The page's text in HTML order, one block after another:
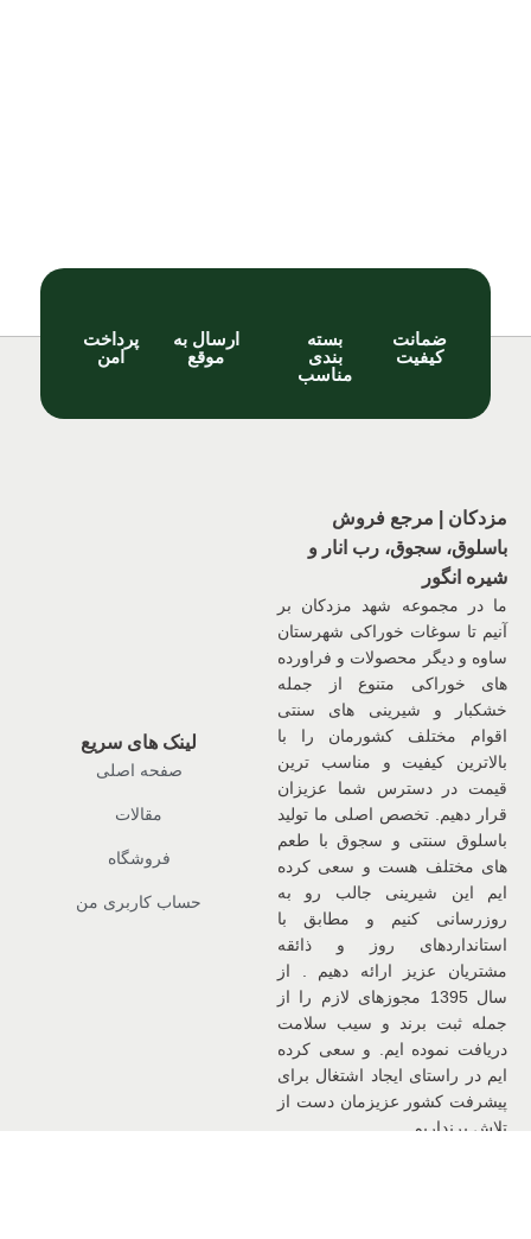
ضمانت
کیفیت
بسته
بندی
مناسب
ارسال به
موقع
پرداخت
امن
مزدکان | مرجع فروش
باسلوق، سجوق، رب انار و
شیره انگور
ما در مجموعه شهد مزدکان بر
آنیم تا سوغات خوراکی شهرستان
ساوه و دیگر محصولات و فراورده
های خوراکی متنوع از جمله
خشکبار و شیرینی های سنتی
اقوام مختلف کشورمان را با
بالاترین کیفیت و مناسب ترین
قیمت در دسترس شما عزیزان
قرار دهیم. تخصص اصلی ما تولید
باسلوق سنتی و سجوق با طعم
های مختلف هست و سعی کرده
ایم این شیرینی جالب رو به
روزرسانی کنیم و مطابق با
استانداردهای روز و ذائقه
مشتریان عزیز ارائه دهیم . از
سال 1395 مجوزهای لازم را از
جمله ثبت برند و سیب سلامت
دریافت نموده ایم. و سعی کرده
ایم در راستای ایجاد اشتغال برای
پیشرفت کشور عزیزمان دست از
تلاش برنداریم.
لینک های سریع
صفحه اصلی
مقالات
فروشگاه
حساب کاربری من